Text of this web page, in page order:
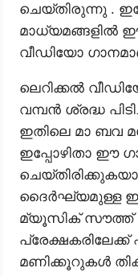
ചെയ്തിരുന്നു .
മാധ്യമങ്ങളിൽ
വീഡിയോ
ലെറിക്കൽ
വമ്പൻ ശ്രദ്ധ
ഇതിലെ മാ ബവ
ഇപ്പോഴിതാ ഈ
ദൈർഘ്യമുള്ള ഈ
മ്യൂസിക്
മണിക്കൂറുകൾ